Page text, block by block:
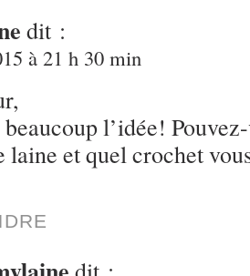
dit :
à 21 h 30 min
beaucoup l’idée!
laine et quel crochet